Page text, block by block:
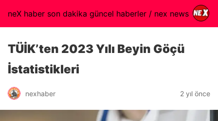
neX haber son dakika güncel haberler / nex news
TÜİK’ten 2023 Yılı Beyin Göçü
İstatistikleri
nexhaber 2 yıl önce